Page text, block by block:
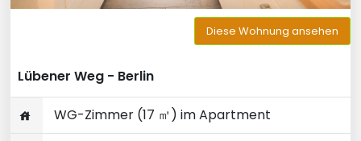
Diese Wohnung ansehen
Lübener Weg - Berlin
WG-Zimmer (17 ㎡) im Apartment